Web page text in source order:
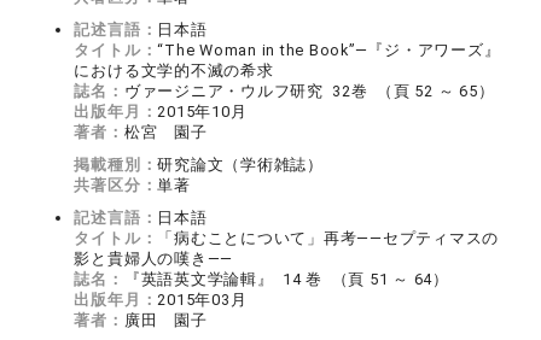
記述言語： 日本語
タイトル：“The Woman in the Book”―『ジ・アワーズ』
における文学的不滅の希求
誌名： ヴァージニア・ウルフ研究 32巻 （頁 52 ～ 65）
出版年月：2015年10月
著者： 松宮 園子
掲載種別：研究論文（学術雑誌）
共著区分：単著
記述言語： 日本語
タイトル：
「病むことについて」再考――セプティマスの
影と貴婦人の嘆き――
誌名：
『英語英文学論輯』 14 巻 （頁 51 ～ 64）
出版年月：2015年03月
著者： 廣田 園子